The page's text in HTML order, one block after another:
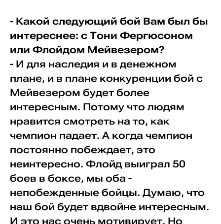
- Какой следующий бой Вам был бы
интереснее: с Тони Фергюсоном
или Флойдом Мейвезером?
- И для наследия и в денежном
плане, и в плане конкуренции бой с
Мейвезером будет более
интересным. Потому что людям
нравится смотреть на то, как
чемпион падает. А когда чемпион
постоянно побеждает, это
неинтересно. Флойд выиграл 50
боев в боксе, мы оба -
непобежденные бойцы. Думаю, что
наш бой будет вдвойне интересным.
И это нас очень мотивирует. Но